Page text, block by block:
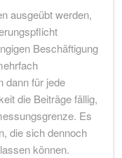
ausgeübt werden,
Beschäftigung
dann für jede
die Beiträge fällig,
Es
die sich dennoch
können.